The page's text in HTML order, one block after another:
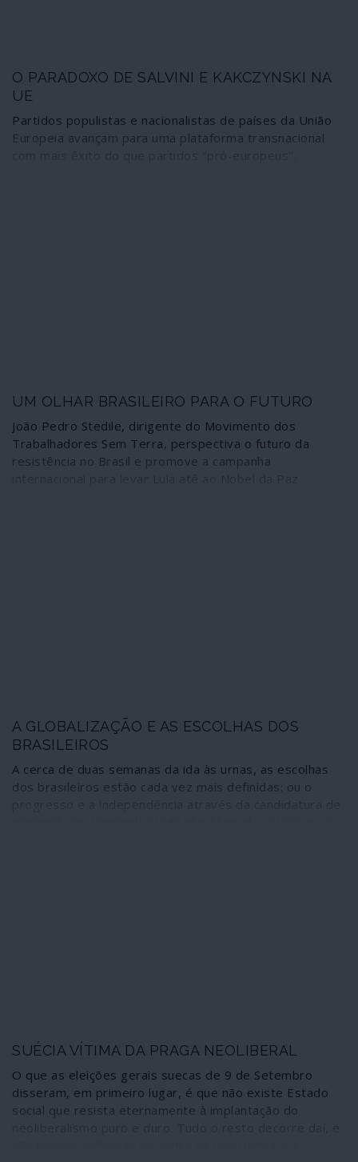
O PARADOXO DE SALVINI E KAKCZYNSKI NA
UE
Partidos populistas e nacionalistas de países da União
Europeia avançam para uma plataforma transnacional
UM OLHAR BRASILEIRO PARA O FUTURO
João Pedro Stedile, dirigente do Movimento dos
Trabalhadores Sem Terra, perspectiva o futuro da
resistência no Brasil e promove a campanha
A GLOBALIZAÇÃO E AS ESCOLHAS DOS
BRASILEIROS
A cerca de duas semanas da ida às urnas, as escolhas
dos brasileiros estão cada vez mais definidas: ou o
SUÉCIA VÍTIMA DA PRAGA NEOLIBERAL
O que as eleições gerais suecas de 9 de Setembro
disseram, em primeiro lugar, é que não existe Estado
social que resista eternamente à implantação do